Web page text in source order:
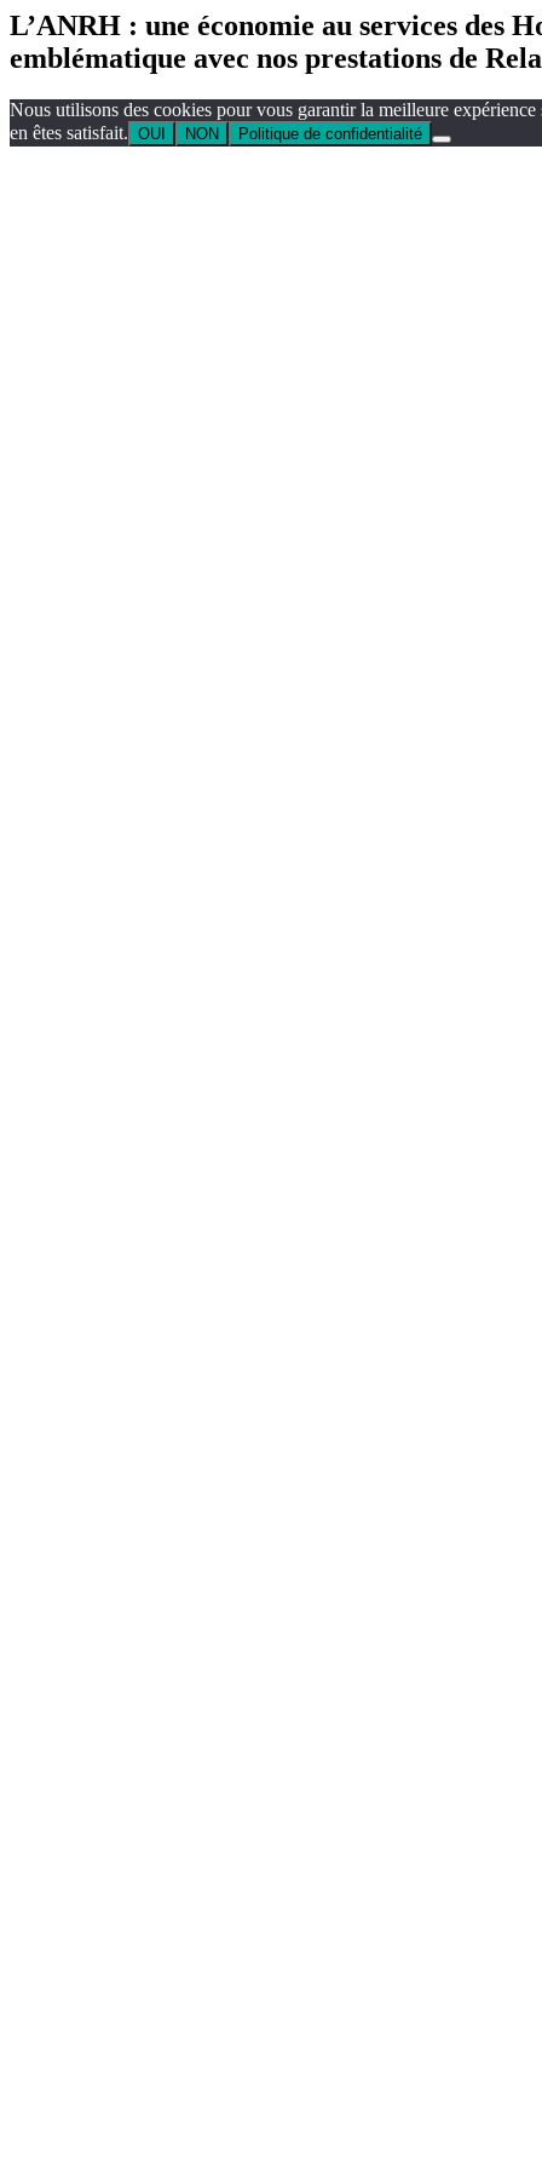
L’ANRH : une économie au services des
emblématique avec nos prestations de
Nous utilisons des cookies pour vous garantir la meilleure
en êtes satisfait. OUI NON Politique de confidentialité